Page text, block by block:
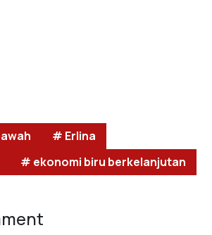
# Erlina
# ekonomi biru berkelanjutan